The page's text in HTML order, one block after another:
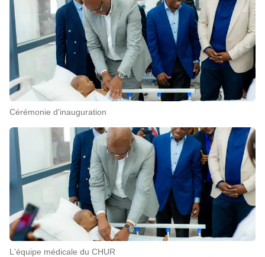
Cérémonie d'inauguration
L'équipe médicale du CHUR